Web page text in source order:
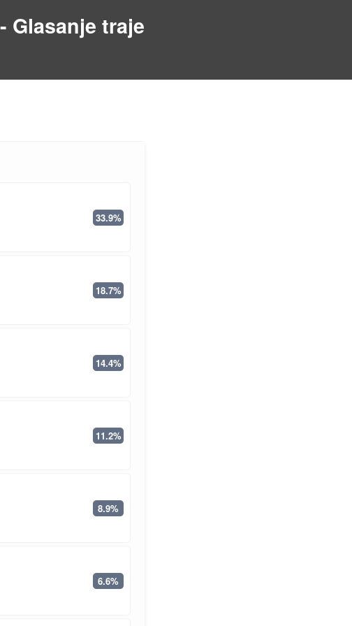
Glasanje traje
33.9%
18.7%
14.4%
11.2%
8.9%
6.6%